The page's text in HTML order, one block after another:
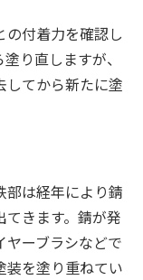
付着力を確認し
り直しますが、
してから新たに塗
部は経年により錆
きます。錆が発
ーブラシなどで
装を塗り重ねてい